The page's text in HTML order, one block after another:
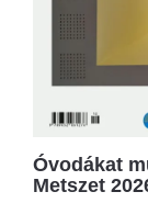
Óvodákat
Metszet